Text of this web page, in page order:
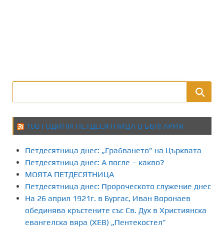
100 ГОДИНИ ПЕТДЕСЯТНИЦА В БЪЛГАРИЯ
Петдесятница днес: „Грабването” на Църквата
Петдесятница днес: А после – какво?
МОЯТА ПЕТДЕСЯТНИЦА
Петдесятница днес: Пророческото служение днес
На 26 април 1921г. в Бургас, Иван Воронаев
обединява кръстените със Св. Дух в Християнска
евангелска вяра (ХЕВ) „Пентекостел”